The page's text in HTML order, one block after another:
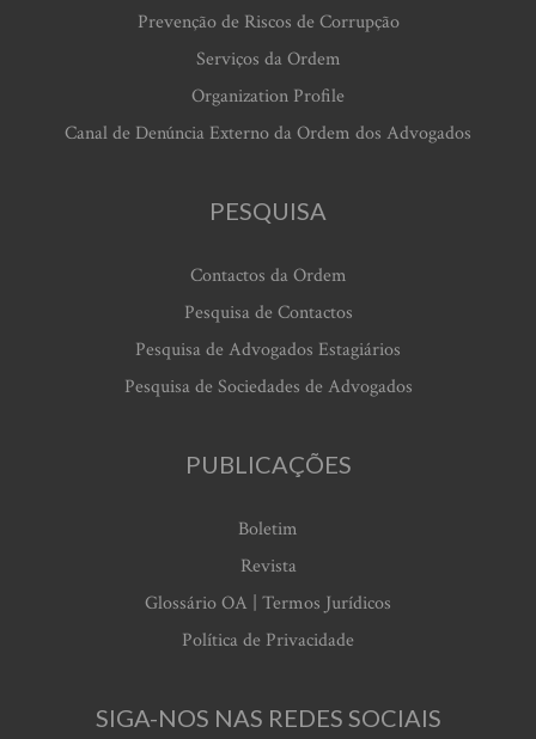
Prevenção de Riscos de Corrupção
Serviços da Ordem
Organization Profile
Canal de Denúncia Externo da Ordem dos Advogados
PESQUISA
Contactos da Ordem
Pesquisa de Contactos
Pesquisa de Advogados Estagiários
Pesquisa de Sociedades de Advogados
PUBLICAÇÕES
Boletim
Revista
Glossário OA | Termos Jurídicos
Política de Privacidade
SIGA-NOS NAS REDES SOCIAIS